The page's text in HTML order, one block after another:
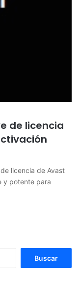
de licencia
licencia de Avast
y potente para